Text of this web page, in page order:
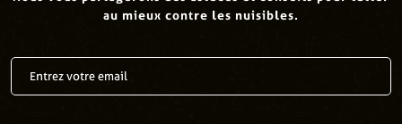
au mieux contre les nuisibles.